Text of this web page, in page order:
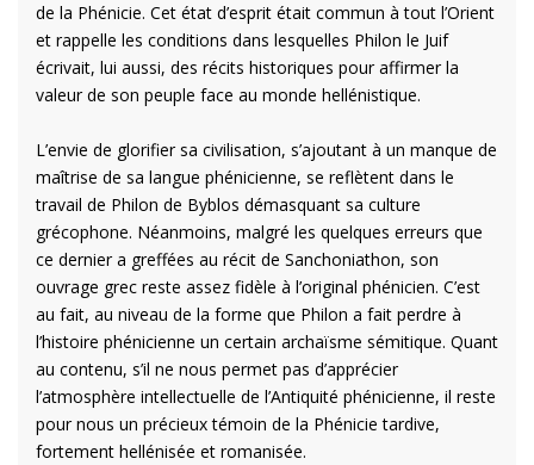
de la Phénicie. Cet état d’esprit était commun à tout l’Orient
et rappelle les conditions dans lesquelles Philon le Juif
écrivait, lui aussi, des récits historiques pour affirmer la
valeur de son peuple face au monde hellénistique.
L’envie de glorifier sa civilisation, s’ajoutant à un manque de
maîtrise de sa langue phénicienne, se reflètent dans le
travail de Philon de Byblos démasquant sa culture
grécophone. Néanmoins, malgré les quelques erreurs que
ce dernier a greffées au récit de Sanchoniathon, son
ouvrage grec reste assez fidèle à l’original phénicien. C’est
au fait, au niveau de la forme que Philon a fait perdre à
l’histoire phénicienne un certain archaïsme sémitique. Quant
au contenu, s’il ne nous permet pas d’apprécier
l’atmosphère intellectuelle de l’Antiquité phénicienne, il reste
pour nous un précieux témoin de la Phénicie tardive,
fortement hellénisée et romanisée.